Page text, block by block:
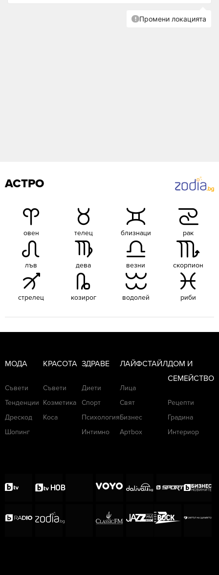
АСТРО
овен телец близнаци рак
лъв дева везни скорпион
стрелец козирог водолей риби
МОДА
Съвети
Тенденции
Дрескод
Шопинг
КРАСОТА
Съвети
Козметика
Коса
ЗДРАВЕ
Диети
Спорт
Психология
Интимно
ЛАЙФСТАЙЛ
Лица
Свят
Бизнес
Артbox
ДОМ И
СЕМЕЙСТВО
Рецепти
Градина
Интериор